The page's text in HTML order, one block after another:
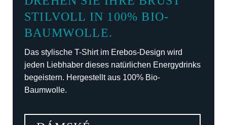
STILVOLL IN 100% BIO-
BAUMWOLLE.
Das stylische T-Shirt im Erebos-Design wird
jeden Liebhaber dieses natürlichen Energydrinks
begeistern. Hergestellt aus 100% Bio-
Baumwolle.